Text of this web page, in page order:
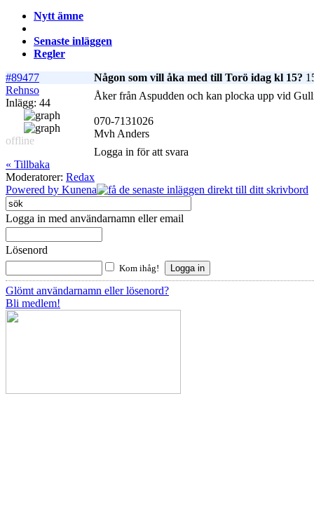
Nytt ämne
Senaste inläggen
Regler
#89477
Någon som vill åka med till Torö idag kl 15?
Rehnso
Inlägg: 44
offline
Åker från Aspudden och kan plocka upp vid
070-7131026
Mvh Anders
Logga in för att svara
« Tillbaka
Moderatorer: Redax
Powered by Kunena
Logga in med användarnamn eller email
Lösenord
Kom ihåg!
Glömt användarnamn eller lösenord?
Bli medlem!